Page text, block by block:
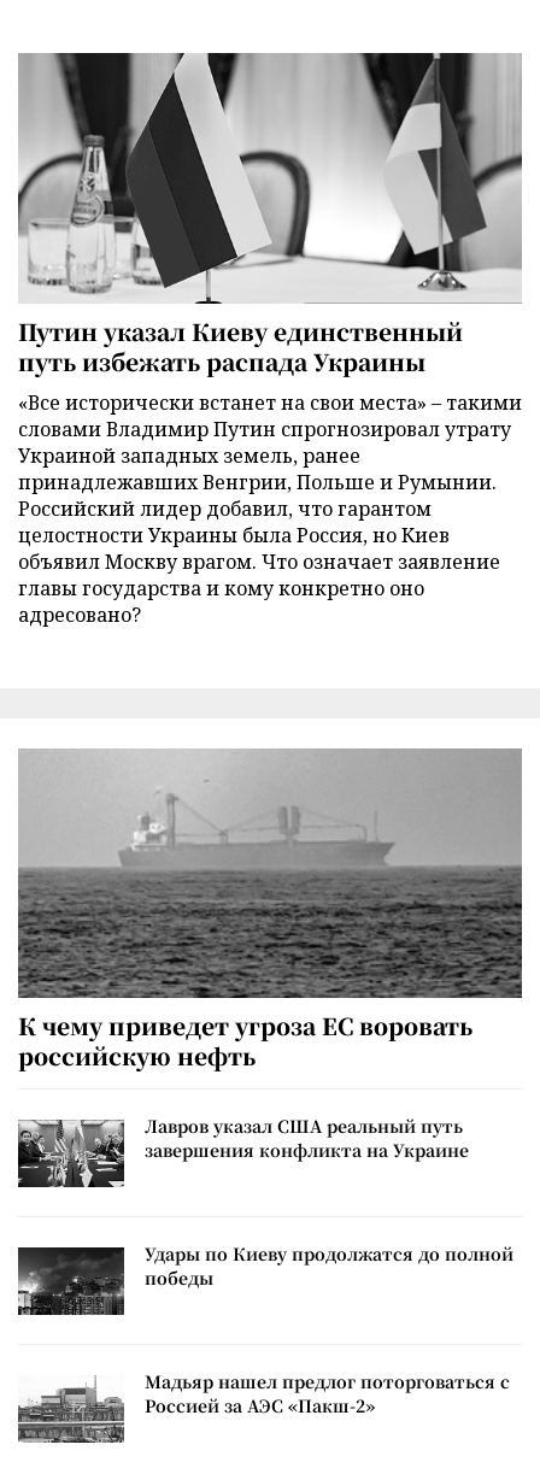
Путин указал Киеву единственный
путь избежать распада Украины
«Все исторически встанет на свои места» – такими
словами Владимир Путин спрогнозировал утрату
Украиной западных земель, ранее
принадлежавших Венгрии, Польше и Румынии.
Российский лидер добавил, что гарантом
целостности Украины была Россия, но Киев
объявил Москву врагом. Что означает заявление
главы государства и кому конкретно оно
адресовано?
К чему приведет угроза ЕС воровать
российскую нефть
Лавров указал США реальный путь
завершения конфликта на Украине
Удары по Киеву продолжатся до полной
победы
Мадьяр нашел предлог поторговаться с
Россией за АЭС «Пакш-2»